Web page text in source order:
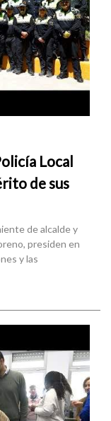
Local
de sus
de alcalde y
presiden en
y las